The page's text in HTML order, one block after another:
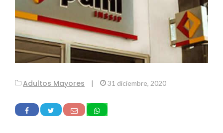
Adultos Mayores | 31 diciembre, 2020